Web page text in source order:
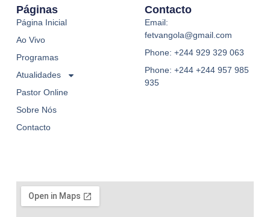
Páginas
Página Inicial
Ao Vivo
Programas
Atualidades
Pastor Online
Sobre Nós
Contacto
Contacto
Email:
fetvangola@gmail.com
Phone: +244 929 329 063
Phone: +244 +244 957 985
935